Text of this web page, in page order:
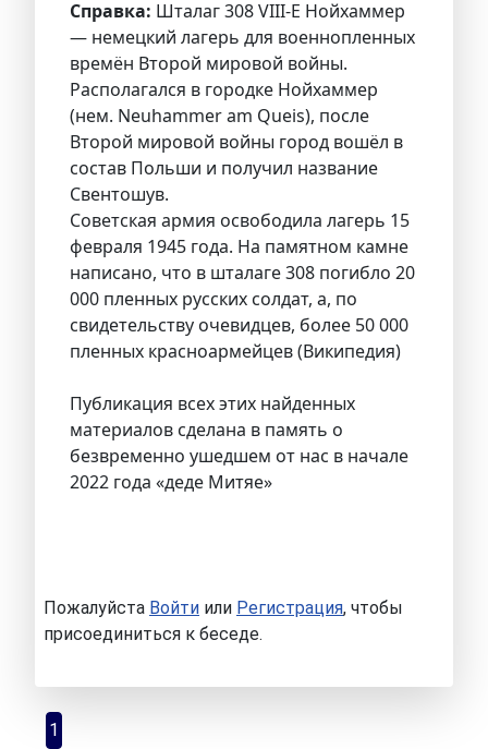
Справка: Шталаг 308 VIII-E Нойхаммер
— немецкий лагерь для военнопленных
времён Второй мировой войны.
Располагался в городке Нойхаммер
(нем. Neuhammer am Queis), после
Второй мировой войны город вошёл в
состав Польши и получил название
Свентошув.
Советская армия освободила лагерь 15
февраля 1945 года. На памятном камне
написано, что в шталаге 308 погибло 20
000 пленных русских солдат, а, по
свидетельству очевидцев, более 50 000
пленных красноармейцев (Википедия)
Публикация всех этих найденных
материалов сделана в память о
безвременно ушедшем от нас в начале
2022 года «деде Митяе»
Пожалуйста Войти или Регистрация, чтобы
присоединиться к беседе.
1